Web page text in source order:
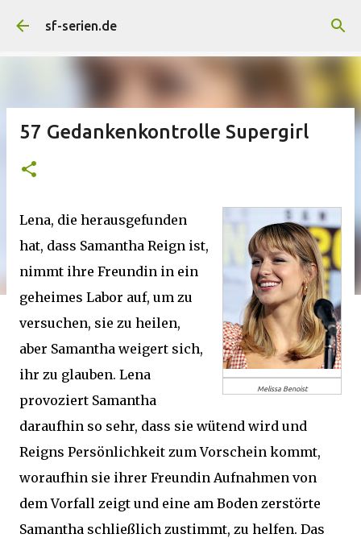
Direkt zum Hauptbereich
sf-serien.de
57 Gedankenkontrolle Supergirl
Melissa Benoist
Lena, die herausgefunden
hat, dass Samantha Reign ist,
nimmt ihre Freundin in ein
geheimes Labor auf, um zu
versuchen, sie zu heilen,
aber Samantha weigert sich,
ihr zu glauben. Lena
provoziert Samantha
daraufhin so sehr, dass sie wütend wird und
Reigns Persönlichkeit zum Vorschein kommt,
woraufhin sie ihrer Freundin Aufnahmen von
dem Vorfall zeigt und eine am Boden zerstörte
Samantha schließlich zustimmt, zu helfen. Das